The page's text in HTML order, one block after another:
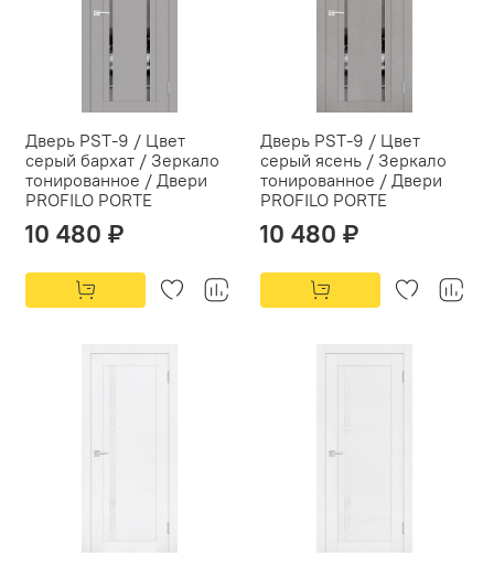
Дверь PST-9 / Цвет
серый бархат / Зеркало
тонированное / Двери
PROFILO PORTE
10 480 ₽
Дверь PST-9 / Цвет
серый ясень / Зеркало
тонированное / Двери
PROFILO PORTE
10 480 ₽